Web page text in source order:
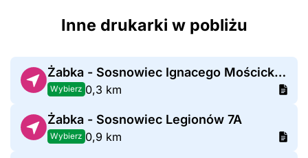
Inne drukarki w pobliżu
Żabka - Sosnowiec Ignacego Mościckiego 20
Wybierz 0,3 km
Żabka - Sosnowiec Legionów 7A
Wybierz 0,9 km